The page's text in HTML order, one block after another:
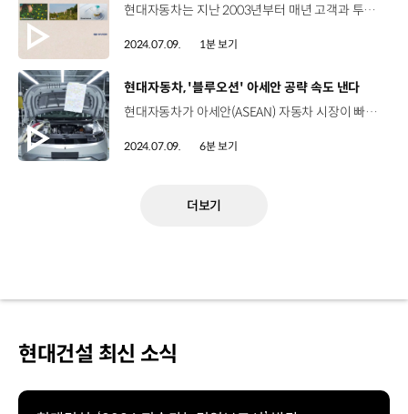
현대자동차는 지난 2003년부터 매년 고객과 투자자 등 국내외 여러 이해관계자들과 적극적으로 소통하기 위해 지속가능성 보고서를 펴내고 있는데요, 환경, 사회, 지배구조 3개 파트로 구성된 이번 보고서는 철저히 검증된 콘텐츠와 데이터를 활용해 정보의 정확성과 신뢰성을 높이기 위해 노력했습니다. 현대자동차는 앞으로도 ESG 경영 내재화 노력을 통해 기업의 의무와 책임을 강화해 나갈 계획입니다.
2024.07.09. 1분 보기
[동영상]
현대자동차, '블루오션' 아세안 공략 속도 낸다
현대자동차가 아세안(ASEAN) 자동차 시장이 빠르게 변화하는 상황에서 인도네시아를 교두보로 삼아 아세안 지역 공략에 나섭니다. 정예은 리포터, 아세안 지역이 자동차 시장의 블루오션으로 떠오르고 있죠. 네, 아세안 지역은 차세대 자동차 시장 수요를 책임질 새로운 블루칩으로 주목받고 있는데요, 7억 명에 육박하는 내수시장에서 젊은 층을 중심으로 자동차 수요가 급증하고 있기 때문입니다. 자세한 내용 함께 보시죠 동남아국가연합, 아세안의 자동차 시장이 빠르게 변화하고 있습니다. 약 7억 명에 육박하는 아세안 인구의 평균 나이는 30세로 소비시장과 생산연령 인구 규모가 지속적으로 커지고 있는데요, 최근에는 젊은 층을 중심으로 합리적인 가격과 실용적인 사이즈를 갖춘 자동차 수요가 급증하고 있습니다. 그간 일본 자동차 제조사가 독점해온 시장이었지만, 최근 들어 전기차와 현지 특화 MPV 등 소비자가 선호하는 차종이 다양해지면서 한국과 중국 자동차 회사들이 앞다퉈 아세안 시장 공략에 공을 들이고 있습니다. 이러한 상황에서 현대자동차는 아세안 지역 내 자동차 판매 점유율 30%를 차지하는 인도네시아를 교두보로 삼아 아세안 시장 공략에 나섰습니다. 레이날디 세티아완 사장 / 현대자동차 딜러숍인도네시아에 현대자동차가 설립 된 이후 현재까지 고객들에게 좋은 인상과 영향을 미치고 있다고 생각합니다. 현대자동차는 더 새롭고 발전된 다양한 차종을 보유하고 있습니다. 그래서 고객들이 자동차를 구매할 때 선택의 폭이 넓어졌습니다. 현대자동차가 고객들에게 많은 영향과 좋은 인상을 주고 있다고 생각합니다. So I think since the first establishment of Huma brand Indonesia back then in 2020 now it is having a really good growth and good market share as well in Indonesia. So I think now what Hyundai did Indonesia is a really good strategy and we are having a lot of products to compete with other OEMs as well. 현대자동차는 2022년 9월 인도네시아 브카시 델타마스 공단에 현대자동차 아세안 최초 생산법인 HMMI를 준공하면서 아세안 시장 개척을 위한 행보를 이어왔는데요, HMMI는 가동 2년여 만에 해외 공장 가운데 유의미한 성과를 내고 있습니다. 김문구 실장/ 현대자동차 HMMI생산실현대자동차 인도네시아 공장은 연간 15만 대를 생산할 수 있고 증량 시 25만 대까지 생산을 할 수 있습니다. 현대자동차 인도네시아 공장은 22년 1월 크레타를 생산하고 그 이후 아이오닉 5, 싼타페, 스타게이저 등 4개 차종을 지금 생산하고 있고요. 이번에 코나 일렉트릭을 생산하게 되면 총 5개의 차종을 생산하게 됩니다. 품질 최우선으로 시장을 공략할 계획입니다. HMMI의 누적 판매대수는 올해 5월 말 기준 19만 2792대로 집계됐는데요, 6월 수치가 더해지면 상반기를 전후로 누적 20만 대 돌파가 유력한 상황입니다. HMMI의 성장세가 놀라운데요, 현대자동차그룹과 LG에너지솔루션이 건설한 배터리셀 합작공장인 HLI그린파워의 완공에 힘입어 아세안 시장 공략에 속도를 낼 수 있겠네요. 네, HLI그린파워에서 생산된 배터리는 오는 17일 인도네시아에 출시되는 ‘디 올 뉴 코나 일렉트릭’에 처음으로 탑재되는데요, 이를 통해 현대자동차가 인도네시아에 진출한 완성차 업체 중 최초로 전기차 배터리셀부터 완성차까지 현지 일괄 생산체제를 갖춘 유일한 기업이 된다는 점에서 그 의미가 큽니다. 현대자동차는 지난해 7,475대의 전기차를 판매하며 인도네시아 시장 점유율 1위를 기록했지만 올해 들어 중국 기업들의 추격이 거세지면서 경쟁이 치열해지고 있습니다. 이러한 상황에서 현대자동차는 인도네시아에서 생산한 배터리를 탑재한 코나 일렉트릭을 인도네시아의 대표 전기차로 육성한다는 전략입니다. 배터리 현지 생산을 통해 본격적인 전기차 생태계를 구축하면서 물류비도 줄이고 배터리 공급 납기일까지 단축시켜 전기차 생산 효율을 크게 향상시킬 수 있는데요, 중장기적으로 인도네시아 생산 밸류체인을 구축하면서 ‘현대자동차는 현지화된 차량’이라는 이미지를 줄 수 있다는 점에서도 기대감을 모으고 있습니다. 레이날디 세티아완 사장 / 현대자동차 딜러숍현대자동차는 인도네시아 전기차 시장에서 선구자적인 역할을 했습니다. 현대자동차는 특히 공공장소에 많은 충전소를 제공하는 등 다양한 전기차 생태계를 구축하고 있습니다. 인도네시아 공장에서 배터리 생산을 시작한 건 지금 시점에서 정말 중요하다고 생각합니다. 국내 생산이 인도네시아 고객들에게 신뢰를 줄 수 있을 거라고 생각합니다.I think regarding the EV market Indonesia I think the pioneer of EV product in India is Hyundai. Hyundai is having a complex ecosystem they provide a lot of charging stations especially in the public places. So I think now the next milestone is having a local factory in here producing the battery. I think it is giving a lot of peace of mind to the customers. 한편 현대자동차는 2017년 베트남 탄콩그룹과 베트남 닌빈성에 생산 합작법인 ‘HTMV’를 설립한 데 이어 2022년 9월에는 HTMV 2공장을 준공하는 등 판매에 박차를 가하고 있는데요, 지난해 11월에는 싱가포르 서부 주롱 혁신지구에서 제조 설비, 연구개발(RD) 공간, 고객 체험 시설을 갖춘 HMGICS를 구축하며 아세안 벨트 조성에 속도를 내고 있습니다. 아세안 자동차 시장 공략을 위한 현대자동차의 꾸준한 노력이 결실을 맺고 있는 것 같은데요. 이번 HLI그린파워 준공으로 인도네시아 현지 일괄 생산체제를 구축한 것이 더욱 중요한 의미로 다가오네요. 네, 인도네시아 정부는 전기차 홀짝제 면제 정책과 더불어 2030년까지 전기차 생산량을 연 60만 대 규모로 늘린다는 계획을 발표하기도 했는데요, 각국 정부의 전기차 지원 정책에 힘입어 현대자동차가 아세안 지역 공략에 속도를 낼 수 있을 것으로 예상됩니다. 인도네시아 현지 일괄 생산체제를 구축한 현대자동차가 인도네시아를 넘어 아세안 자동차 시장에서도 글로벌 경쟁력을 보여주길 기대하겠습니다. 오늘 소식 전해주셔서 고맙습니다.
2024.07.09. 6분 보기
더보기
현대건설 최신 소식